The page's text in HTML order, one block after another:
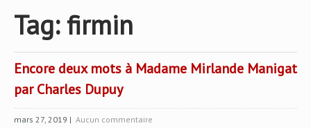
Tag: firmin
Encore deux mots à Madame Mirlande Manigat
par Charles Dupuy
mars 27, 2019 | Aucun commentaire